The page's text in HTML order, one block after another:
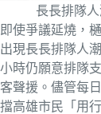
長長排隊
即使爭議延燒，
出現長長排隊人
小時仍願意排隊
客聲援。儘管每
擋高雄市民「用